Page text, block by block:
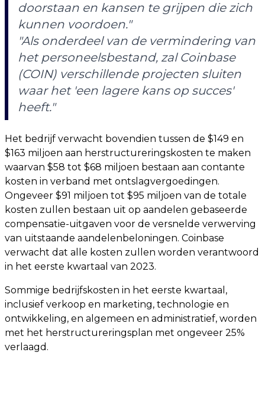
doorstaan en kansen te grijpen die zich
kunnen voordoen."
"Als onderdeel van de vermindering van
het personeelsbestand, zal Coinbase
(COIN) verschillende projecten sluiten
waar het 'een lagere kans op succes'
heeft."
Het bedrijf verwacht bovendien tussen de $149 en
$163 miljoen aan herstructureringskosten te maken
waarvan $58 tot $68 miljoen bestaan aan contante
kosten in verband met ontslagvergoedingen.
Ongeveer $91 miljoen tot $95 miljoen van de totale
kosten zullen bestaan uit op aandelen gebaseerde
compensatie-uitgaven voor de versnelde verwerving
van uitstaande aandelenbeloningen. Coinbase
verwacht dat alle kosten zullen worden verantwoord
in het eerste kwartaal van 2023.
Sommige bedrijfskosten in het eerste kwartaal,
inclusief verkoop en marketing, technologie en
ontwikkeling, en algemeen en administratief, worden
met het herstructureringsplan met ongeveer 25%
verlaagd.